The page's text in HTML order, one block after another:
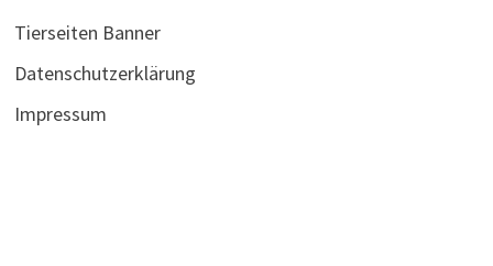
Tierseiten Banner
Datenschutzerklärung
Impressum